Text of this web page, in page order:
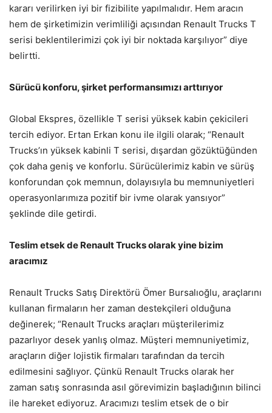
kararı verilirken iyi bir fizibilite yapılmalıdır. Hem aracın
hem de şirketimizin verimliliği açısından Renault Trucks T
serisi beklentilerimizi çok iyi bir noktada karşılıyor” diye
belirtti.
Sürücü konforu, şirket performansımızı arttırıyor
Global Ekspres, özellikle T serisi yüksek kabin çekicileri
tercih ediyor. Ertan Erkan konu ile ilgili olarak; “Renault
Trucks’ın yüksek kabinli T serisi, dışardan gözüktüğünden
çok daha geniş ve konforlu. Sürücülerimiz kabin ve sürüş
konforundan çok memnun, dolayısıyla bu memnuniyetleri
operasyonlarımıza pozitif bir ivme olarak yansıyor”
şeklinde dile getirdi.
Teslim etsek de Renault Trucks olarak yine bizim
aracımız
Renault Trucks Satış Direktörü Ömer Bursalıoğlu, araçlarını
kullanan firmaların her zaman destekçileri olduğuna
değinerek; “Renault Trucks araçları müşterilerimiz
pazarlıyor desek yanlış olmaz. Müşteri memnuniyetimiz,
araçların diğer lojistik firmaları tarafından da tercih
edilmesini sağlıyor. Çünkü Renault Trucks olarak her
zaman satış sonrasında asıl görevimizin başladığının bilinci
ile hareket ediyoruz. Aracımızı teslim etsek de o bir